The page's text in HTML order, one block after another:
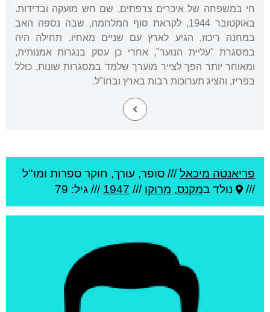
חי במשפחה של איכרים צרפתים, שם חש מועקה ובדידות.
באוקטובר 1944, לקראת סוף המלחמה, שבה נספה האב
במחנה ריכוז, הגיע לארץ עם שניים מאחיו. תחילה היה
במסגרת "עליית הנוער", אחרי כן עסק בנגרות אמנותית,
ומאוחר יותר הפך לצייר מוערך שלמד במסגרות שונות, כולל
בפריז, והציג תערוכות רבות בארץ ובחו"ל.
פריאנטה מיכאל/// סופר, עורך, חוקר ספרות ומו''ל
///
נולד במקנס, מרוקו ///
1947 /// גיל: 79